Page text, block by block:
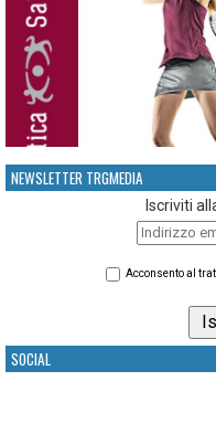
NEWSLETTER TRGMEDIA
Iscriviti
Acconsento al
SOCIAL